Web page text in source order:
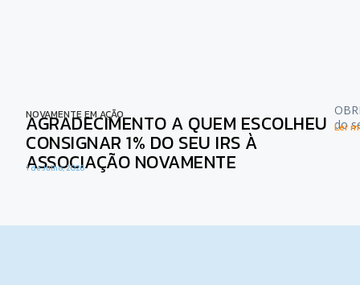
NOVAMENTE EM AÇÃO
AGRADECIMENTO A QUEM ESCOLHEU
CONSIGNAR 1% DO SEU IRS À
ASSOCIAÇÃO NOVAMENTE
1 de Julho, 2026
do
Ler